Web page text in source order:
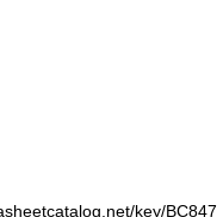
key/BC847